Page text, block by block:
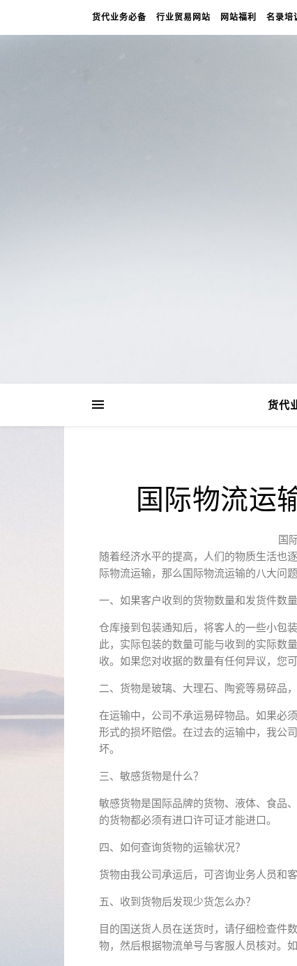
货代业务必备 行业贸易网站 网站福利 名录培
货代
国际物流运
国
随着经济水平的提高，人们的物质生活也
际物流运输，那么国际物流运输的八大问题
一、如果客户收到的货物数量和发货件数量
仓库接到包装通知后，将客人的一些小包
此，实际包装的数量可能与收到的实际数
收。如果您对收据的数量有任何异议，您
二、货物是玻璃、大理石、陶瓷等易碎品
在运输中，公司不承运易碎物品。如果必
形式的损坏赔偿。在过去的运输中，我公
坏。
三、敏感货物是什么？
敏感货物是国际品牌的货物、液体、食品
的货物都必须有进口许可证才能进口。
四、如何查询货物的运输状况？
货物由我公司承运后，可咨询业务人员和
五、收到货物后发现少货怎么办？
目的国送货人员在送货时，请仔细检查件
物，然后根据物流单号与客服人员核对。